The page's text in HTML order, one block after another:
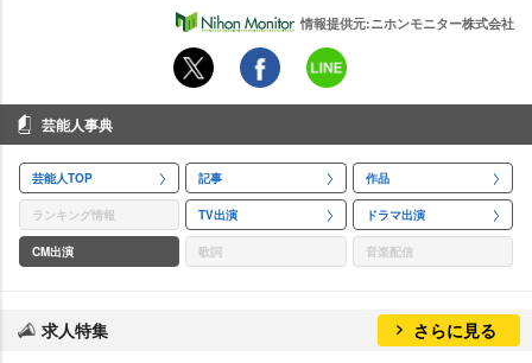
情報提供元:ニホンモニター株式会社
芸能人事典
芸能人TOP 記事 作品
ランキング情報 TV出演 ドラマ出演
CM出演 歌詞 音楽配信
求人特集 さらに見る